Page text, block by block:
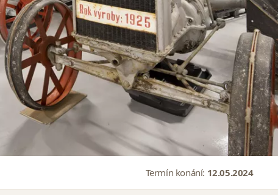
Termín konání: 12.05.2024